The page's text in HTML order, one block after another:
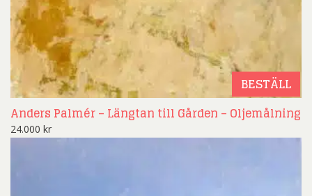
BESTÄLL
Anders Palmér – Längtan till Gården – Oljemålning
24.000 kr